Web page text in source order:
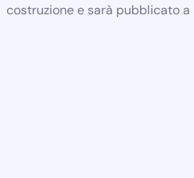
costruzione e sarà pubblicato a